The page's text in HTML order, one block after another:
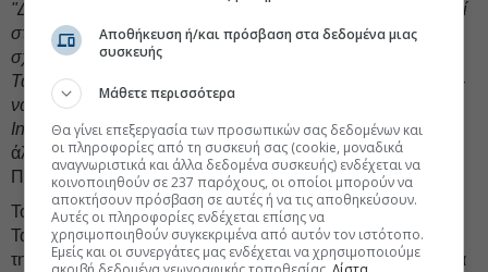
"Δεν μπορείς να μιλάς για Καινοτομία και να μην έχει κληθεί
στην Βουλή -αναφορικά με τη δεύτερη συνεδρίαση για το
σχέδιο νόμου του υπουργείου Υγείας περί
Ταμείου Καινοτομίας»
που πραγματοποιήθηκε τη Δευτέρα -
να καταθέσει τις απόψεις του εκπρόσωπος από το Pharma
Innovation Forum."Αυτό μας μεταφέρθηκε, αν και κάποιοι
άλλοι έκαναν λόγο για πρωτοφανή παράλειψη από την
Πολιτεία.
Το θέμα είναι ότι αν και όλη η αγορά υποστηρίζει ότι το
Ταμείο Καινοτομίας είναι ένα σωστό εργαλείο υποστήριξης
της καινοτομίας, που μάλιστα άργησε να έρθει στην Ελλάδα
Αποθήκευση ή/και πρόσβαση στα δεδομένα μιας
συσκευής
Μάθετε περισσότερα
Θα γίνει επεξεργασία των προσωπικών σας δεδομένων και
οι πληροφορίες από τη συσκευή σας (cookie, μοναδικά
αναγνωριστικά και άλλα δεδομένα συσκευής) ενδέχεται να
κοινοποιηθούν σε 237 παρόχους, οι οποίοι μπορούν να
αποκτήσουν πρόσβαση σε αυτές ή να τις αποθηκεύσουν.
Αυτές οι πληροφορίες ενδέχεται επίσης να
χρησιμοποιηθούν συγκεκριμένα από αυτόν τον ιστότοπο.
Εμείς και οι συνεργάτες μας ενδέχεται να χρησιμοποιούμε